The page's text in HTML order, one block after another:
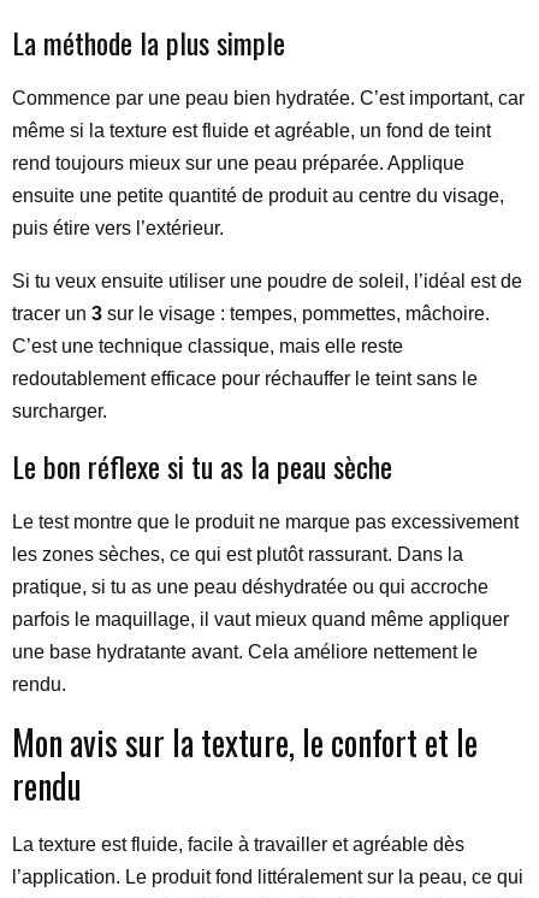
La méthode la plus simple
Commence par une peau bien hydratée. C’est important, car
même si la texture est fluide et agréable, un fond de teint
rend toujours mieux sur une peau préparée. Applique
ensuite une petite quantité de produit au centre du visage,
puis étire vers l’extérieur.
Si tu veux ensuite utiliser une poudre de soleil, l’idéal est de
tracer un 3 sur le visage : tempes, pommettes, mâchoire.
C’est une technique classique, mais elle reste
redoutablement efficace pour réchauffer le teint sans le
surcharger.
Le bon réflexe si tu as la peau sèche
Le test montre que le produit ne marque pas excessivement
les zones sèches, ce qui est plutôt rassurant. Dans la
pratique, si tu as une peau déshydratée ou qui accroche
parfois le maquillage, il vaut mieux quand même appliquer
une base hydratante avant. Cela améliore nettement le
rendu.
Mon avis sur la texture, le confort et le
rendu
La texture est fluide, facile à travailler et agréable dès
l’application. Le produit fond littéralement sur la peau, ce qui